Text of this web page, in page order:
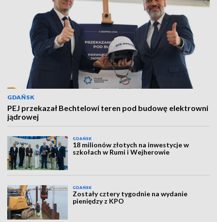
GDAŃSK
PEJ przekazał Bechtelowi teren pod budowę elektrowni
jądrowej
GDAŃSK
18 milionów złotych na inwestycje w
szkołach w Rumi i Wejherowie
GDAŃSK
Zostały cztery tygodnie na wydanie
pieniędzy z KPO